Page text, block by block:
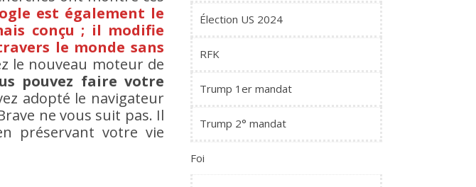
est également le
conçu ; il modifie
le monde sans
le nouveau moteur de
pouvez faire votre
adopté le navigateur
ne vous suit pas. Il
préservant votre vie
Élection US 2024
RFK
Trump 1er mandat
Trump 2° mandat
Foi